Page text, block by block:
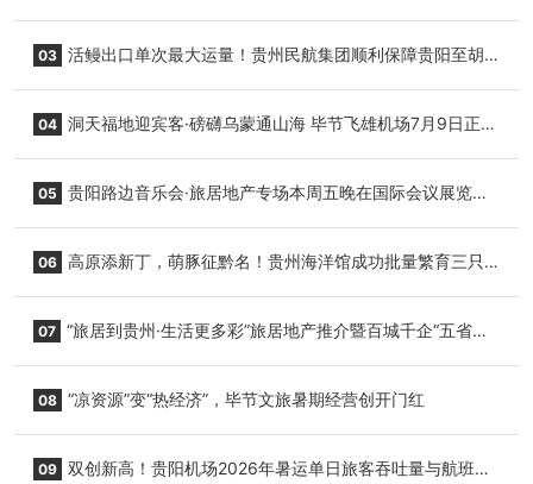
03 活鳗出口单次最大运量！贵州民航集团顺利保障贵阳至胡
04 洞天福地迎宾客·磅礴乌蒙通山海 毕节飞雄机场7月9日正式
05 贵阳路边音乐会·旅居地产专场本周五晚在国际会议展览中
06 高原添新丁，萌豚征黔名！贵州海洋馆成功批量繁育三只
07 “旅居到贵州·生活更多彩”旅居地产推介暨百城千企“五省
08 “凉资源”变“热经济”，毕节文旅暑期经营创开门红
09 双创新高！贵阳机场2026年暑运单日旅客吞吐量与航班起